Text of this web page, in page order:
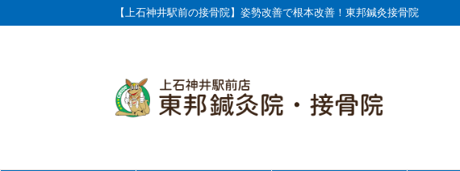
【上石神井駅前の接骨院】姿勢改善で根本改善！東邦鍼灸接骨院